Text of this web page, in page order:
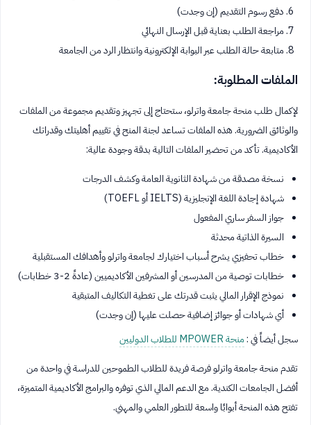
دفع رسوم التقديم (إن وجدت)
مراجعة الطلب بعناية قبل الإرسال النهائي
متابعة حالة الطلب عبر البوابة الإلكترونية وانتظار الرد من الجامعة
الملفات المطلوبة:
لإكمال طلب منحة جامعة واترلو، ستحتاج إلى تجهيز وتقديم مجموعة من الملفات
والوثائق الضرورية. هذه الملفات تساعد لجنة المنح في تقييم أهليتك وقدراتك
الأكاديمية. تأكد من تحضير الملفات التالية بدقة وجودة عالية:
نسخة مصدقة من شهادة الثانوية العامة وكشف الدرجات
شهادة إجادة اللغة الإنجليزية (IELTS أو TOEFL)
جواز السفر ساري المفعول
السيرة الذاتية محدثة
خطاب تحفيزي يشرح أسباب اختيارك لجامعة واترلو وأهدافك المستقبلية
خطابات توصية من المدرسين أو المشرفين الأكاديميين (عادةً 2-3 خطابات)
نموذج الإقرار المالي يثبت قدرتك على تغطية التكاليف المتبقية
أي شهادات أو جوائز إضافية حصلت عليها (إن وجدت)
سجل أيضاً في :منحة MPOWER للطلاب الدوليين
تقدم منحة جامعة واترلو فرصة فريدة للطلاب الطموحين للدراسة في واحدة من
أفضل الجامعات الكندية. مع الدعم المالي الذي توفره والبرامج الأكاديمية المتميزة،
تفتح هذه المنحة أبوابًا واسعة للتطور العلمي والمهني.